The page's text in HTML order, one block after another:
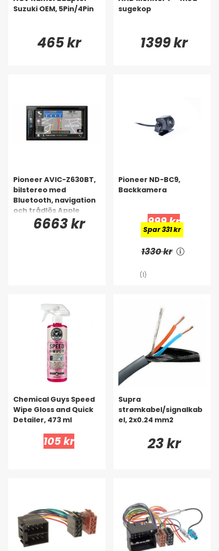
Suzuki OEM, 5Pin/4Pin
465 kr
sugekop
1399 kr
Pioneer AVIC-Z630BT,
bilstereo med
Bluetooth, navigation
och trådlös Apple
CarPlay6663 kr
Pioneer ND-BC9,
Backkamera
999 kr
Spar 331 kr
1330 kr
(1)
Chemical Guys Speed
Wipe Gloss and Quick
Detailer, 473 ml
105 kr
Supra
strømkabel/signalkab
el, 2x0.24 mm2
23 kr